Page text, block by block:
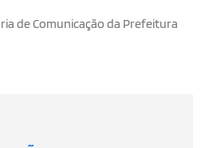
de Comunicação da Prefeitura